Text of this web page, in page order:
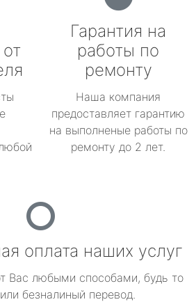
Гарантия на
работы по
ремонту
Наша компания
предоставляет гарантию
на выполненые работы по
ремонту до 2 лет.
оплата наших услуг
Вас любыми способами, будь то
безналиный перевод.